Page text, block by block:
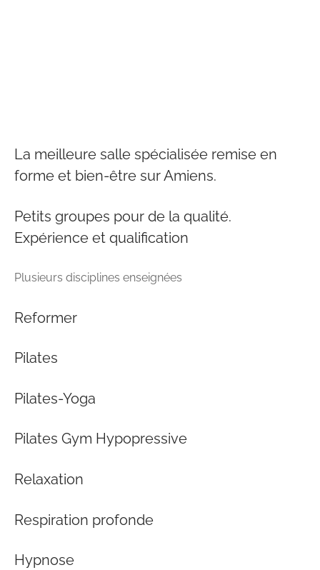
La meilleure salle spécialisée remise en
forme et bien-être sur Amiens.
Petits groupes pour de la qualité.
Expérience et qualification
Plusieurs disciplines enseignées
Reformer
Pilates
Pilates-Yoga
Pilates Gym Hypopressive
Relaxation
Respiration profonde
Hypnose